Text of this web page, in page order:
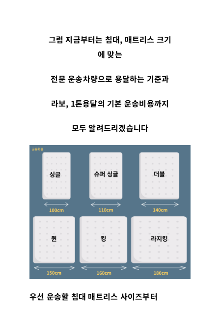
그럼 지금부터는 침대, 매트리스 크기
에 맞는
전문 운송차량으로 용달하는 기준과
라보, 1톤용달의 기본 운송비용까지
모두 알려드리겠습니다
우선 운송할 침대 매트리스 사이즈부터